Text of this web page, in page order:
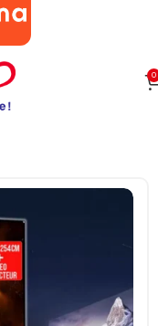
0
Enceintes & Radios